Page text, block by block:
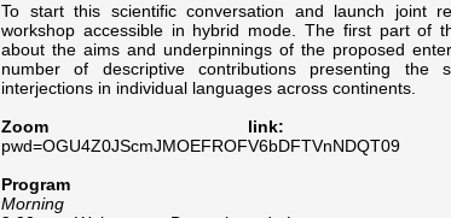
To start this scientific conversation and launch joint
workshop accessible in hybrid mode. The first part of
about the aims and underpinnings of the proposed
number of descriptive contributions presenting the
interjections in individual languages across continents.
Zoom link: https://
pwd=OGU4Z0JScmJMOEFROFV6bDFTVnNDQT09
Program
Morning